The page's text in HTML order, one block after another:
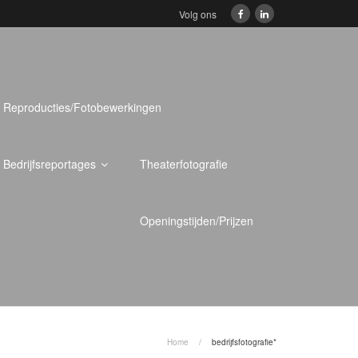
Volg ons
Reproducties/Fotobewerkingen
Bedrijfsreportages Theaterfotografie
Openingstijden/Prijzen
Home / bedrijfsfotografie*